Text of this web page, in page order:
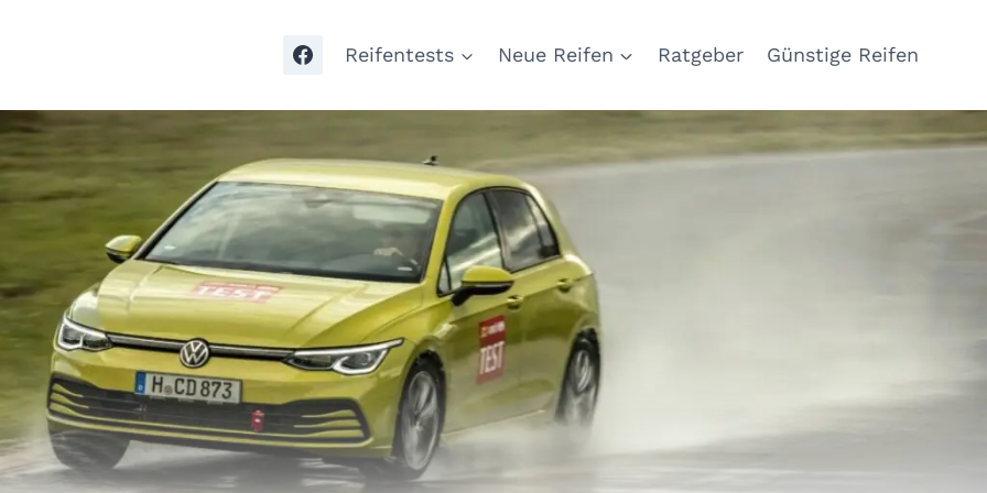
Reifentests Neue Reifen Ratgeber Günstige Reifen